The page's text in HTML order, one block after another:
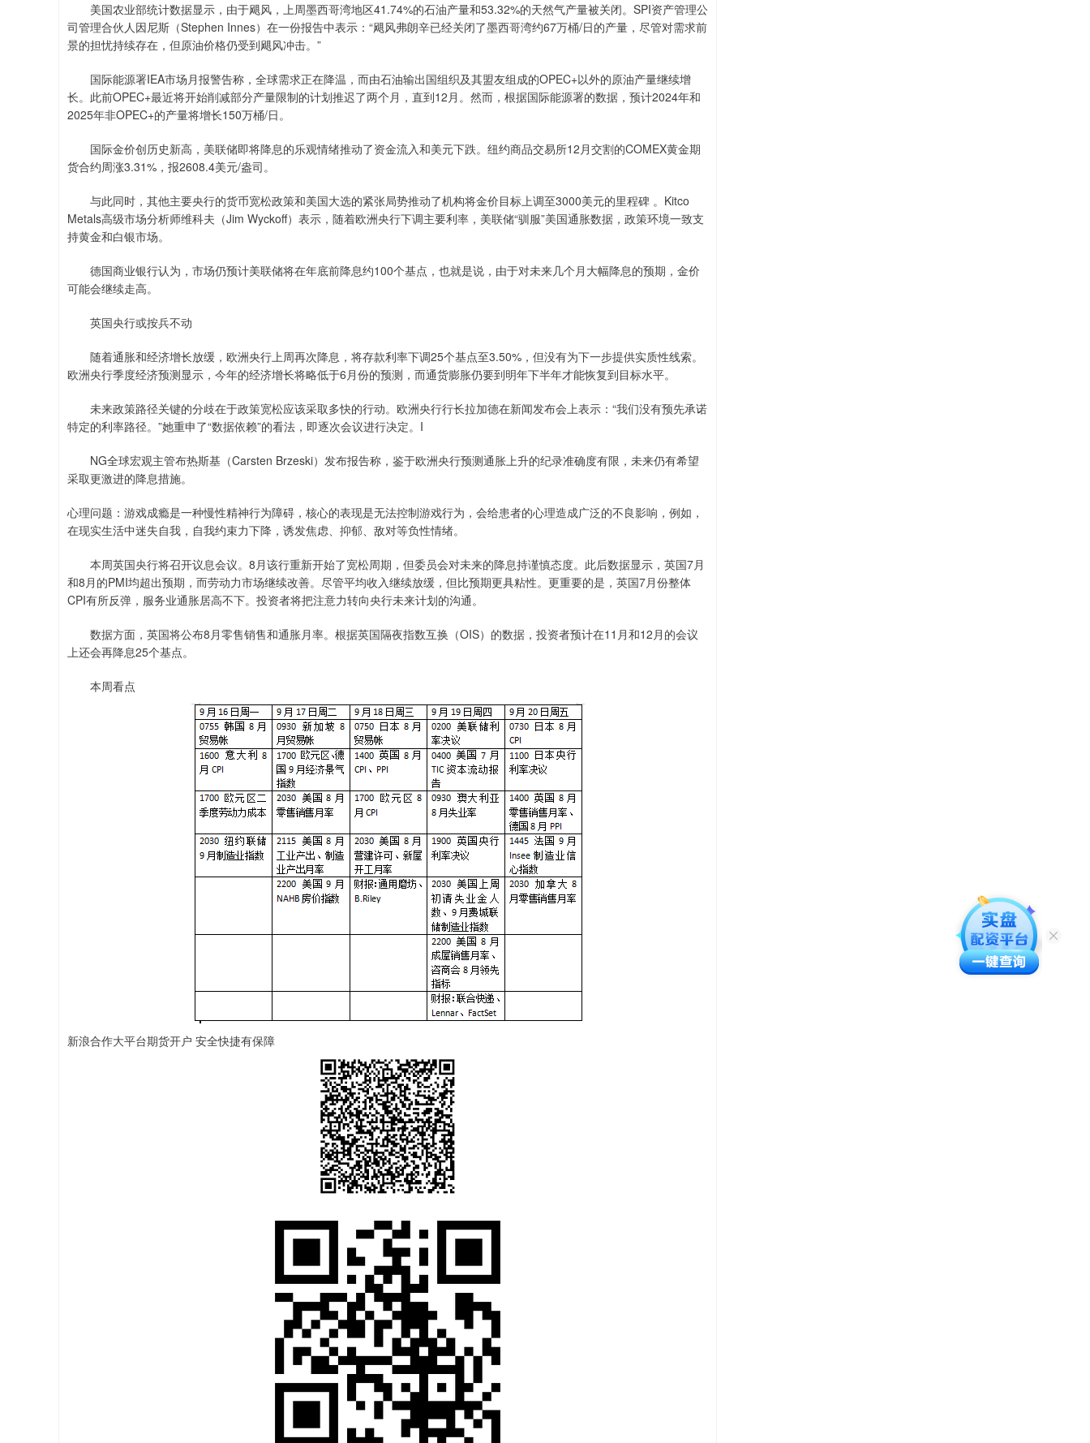
美国农业部统计数据显示，由于飓风，上周墨西哥湾地区41.74%的石油产量和53.32%的天然气产量被关闭。SPI资产管理公
司管理合伙人因尼斯（Stephen Innes）在一份报告中表示：“飓风弗朗辛已经关闭了墨西哥湾约67万桶/日的产量，尽管对需求前
景的担忧持续存在，但原油价格仍受到飓风冲击。”
国际能源署IEA市场月报警告称，全球需求正在降温，而由石油输出国组织及其盟友组成的OPEC+以外的原油产量继续增
长。此前OPEC+最近将开始削减部分产量限制的计划推迟了两个月，直到12月。然而，根据国际能源署的数据，预计2024年和
2025年非OPEC+的产量将增长150万桶/日。
国际金价创历史新高，美联储即将降息的乐观情绪推动了资金流入和美元下跌。纽约商品交易所12月交割的COMEX黄金期
货合约周涨3.31%，报2608.4美元/盎司。
与此同时，其他主要央行的货币宽松政策和美国大选的紧张局势推动了机构将金价目标上调至3000美元的里程碑 。Kitco
Metals高级市场分析师维科夫（Jim Wyckoff）表示，随着欧洲央行下调主要利率，美联储“驯服”美国通胀数据，政策环境一致支
持黄金和白银市场。
德国商业银行认为，市场仍预计美联储将在年底前降息约100个基点，也就是说，由于对未来几个月大幅降息的预期，金价
可能会继续走高。
英国央行或按兵不动
随着通胀和经济增长放缓，欧洲央行上周再次降息，将存款利率下调25个基点至3.50%，但没有为下一步提供实质性线索。
欧洲央行季度经济预测显示，今年的经济增长将略低于6月份的预测，而通货膨胀仍要到明年下半年才能恢复到目标水平。
未来政策路径关键的分歧在于政策宽松应该采取多快的行动。欧洲央行行长拉加德在新闻发布会上表示：“我们没有预先承诺
特定的利率路径。”她重申了“数据依赖”的看法，即逐次会议进行决定。I
NG全球宏观主管布热斯基（Carsten Brzeski）发布报告称，鉴于欧洲央行预测通胀上升的纪录准确度有限，未来仍有希望
采取更激进的降息措施。
心理问题：游戏成瘾是一种慢性精神行为障碍，核心的表现是无法控制游戏行为，会给患者的心理造成广泛的不良影响，例如，
在现实生活中迷失自我，自我约束力下降，诱发焦虑、抑郁、敌对等负性情绪。
本周英国央行将召开议息会议。8月该行重新开始了宽松周期，但委员会对未来的降息持谨慎态度。此后数据显示，英国7月
和8月的PMI均超出预期，而劳动力市场继续改善。尽管平均收入继续放缓，但比预期更具粘性。更重要的是，英国7月份整体
CPI有所反弹，服务业通胀居高不下。投资者将把注意力转向央行未来计划的沟通。
数据方面，英国将公布8月零售销售和通胀月率。根据英国隔夜指数互换（OIS）的数据，投资者预计在11月和12月的会议
上还会再降息25个基点。
本周看点
新浪合作大平台期货开户 安全快捷有保障